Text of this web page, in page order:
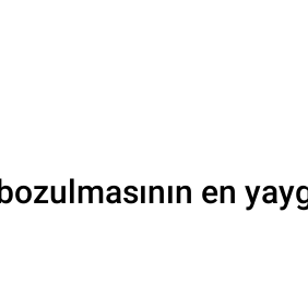
en